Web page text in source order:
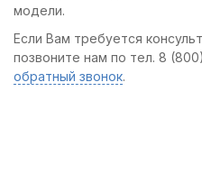
модели.
Если Вам требуется
позвоните нам по тел. 8
обратный звонок.